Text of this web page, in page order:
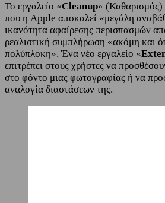
Το εργαλείο «Cleanup» (Καθαρισμός)
που η Apple αποκαλεί «μεγάλη
ικανότητα αφαίρεσης περισπασμών
ρεαλιστική συμπλήρωση «ακόμη και
πολύπλοκη». Ένα νέο εργαλείο «
επιτρέπει στους χρήστες να
στο φόντο μιας φωτογραφίας ή να
αναλογία διαστάσεων της.